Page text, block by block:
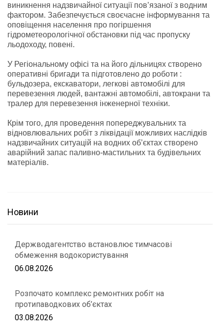
виникнення надзвичайної ситуації пов’язаної з водним
фактором. Забезпечується своєчасне інформування та
оповіщення населення про погіршення
гідрометеорологічної обстановки під час пропуску
льодоходу, повені.
У Регіональному офісі та на його дільницях створено
оперативні бригади та підготовлено до роботи :
бульдозера, екскаватори, легкові автомобілі для
перевезення людей, вантажні автомобілі, автокрани та
тралер для перевезення інженерної техніки.
Крім того, для проведення попереджувальних та
відновлювальних робіт з ліквідації можливих наслідків
надзвичайних ситуацій на водних об’єктах створено
аварійний запас паливно-мастильних та будівельних
матеріалів.
Новини
Держводагентство встановлює тимчасові
обмеження водокористування
06.08.2026
Розпочато комплекс ремонтних робіт на
протипаводкових об’єктах
03.08.2026